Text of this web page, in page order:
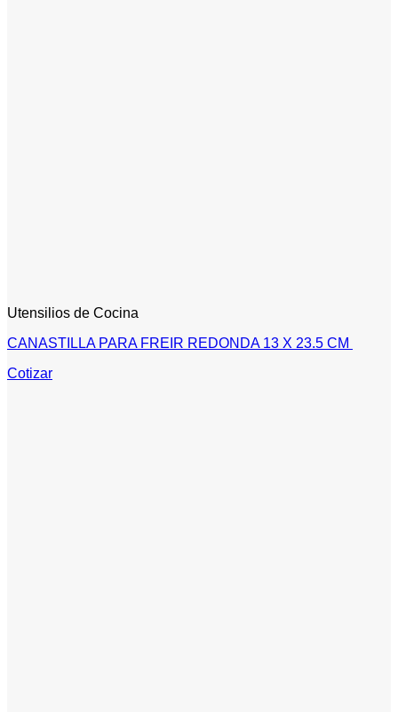
Utensilios de Cocina
CANASTILLA PARA FREIR REDONDA 13 X 23.5 CM
Cotizar